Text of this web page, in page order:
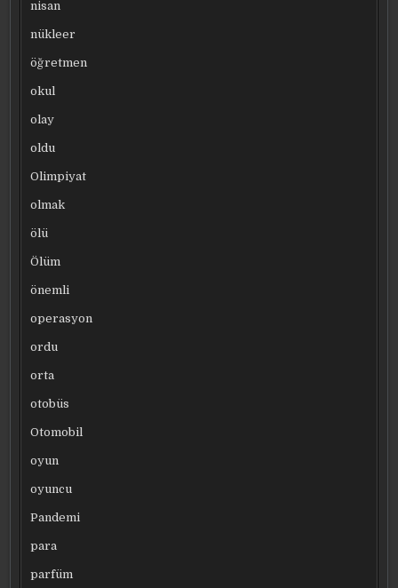
nisan
nükleer
öğretmen
okul
olay
oldu
Olimpiyat
olmak
ölü
Ölüm
önemli
operasyon
ordu
orta
otobüs
Otomobil
oyun
oyuncu
Pandemi
para
parfüm